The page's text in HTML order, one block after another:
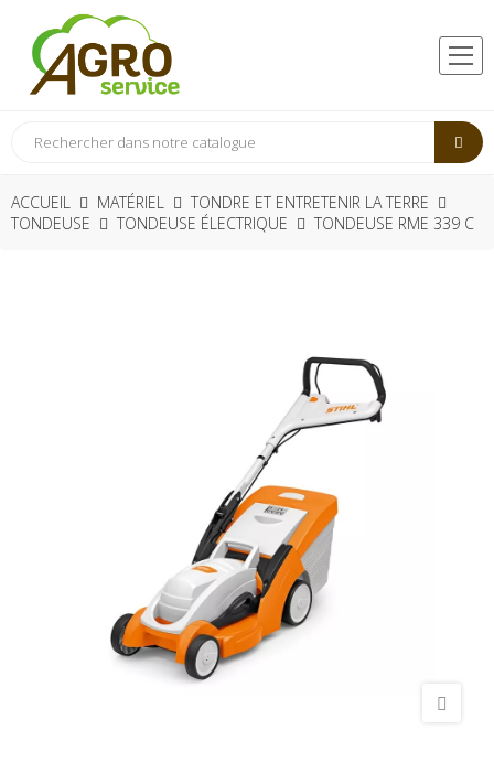
ACCUEIL MATÉRIEL
TONDRE ET ENTRETENIR LA TERRE
TONDEUSE
TONDEUSE ÉLECTRIQUE TONDEUSE RME 339 C